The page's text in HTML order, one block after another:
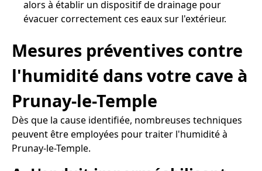
alors à établir un dispositif de drainage pour
évacuer correctement ces eaux sur l'extérieur.
Mesures préventives contre
l'humidité dans votre cave à
Prunay-le-Temple
Dès que la cause identifiée, nombreuses techniques
peuvent être employées pour traiter l'humidité à
Prunay-le-Temple.